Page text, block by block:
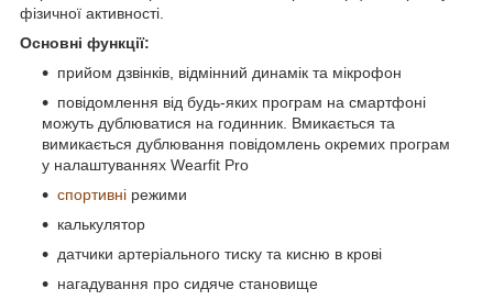
фізичної активності.
Основні функції:
прийом дзвінків, відмінний динамік та мікрофон
повідомлення від будь-яких програм на смартфоні
можуть дублюватися на годинник. Вмикається та
вимикається дублювання повідомлень окремих програм
у налаштуваннях Wearfit Pro
спортивні режими
калькулятор
датчики артеріального тиску та кисню в крові
нагадування про сидяче становище